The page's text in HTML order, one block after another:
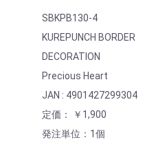
SBKPB130-4
KUREPUNCH BORDER
DECORATION
Precious Heart
JAN : 4901427299304
定価： ￥1,900
発注単位：1個